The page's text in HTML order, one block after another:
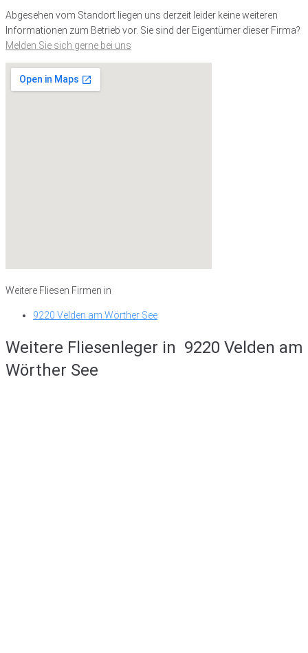
Abgesehen vom Standort liegen uns derzeit leider keine weiteren
Informationen zum Betrieb vor. Sie sind der Eigentümer dieser Firma?
Melden Sie sich gerne bei uns
Weitere Fliesen Firmen in
9220 Velden am Wörther See
Weitere Fliesenleger in 9220 Velden am
Wörther See